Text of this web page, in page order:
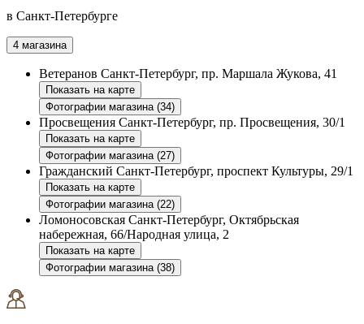
в Санкт-Петербурге
4 магазина
Ветеранов Санкт-Петербург, пр. Маршала Жукова, 41
Показать на карте
Фотографии магазина (34)
Просвещения Санкт-Петербург, пр. Просвещения, 30/1
Показать на карте
Фотографии магазина (27)
Гражданский Санкт-Петербург, проспект Культуры, 29/1
Показать на карте
Фотографии магазина (22)
Ломоносовская Санкт-Петербург, Октябрьская
набережная, 66/Народная улица, 2
Показать на карте
Фотографии магазина (38)